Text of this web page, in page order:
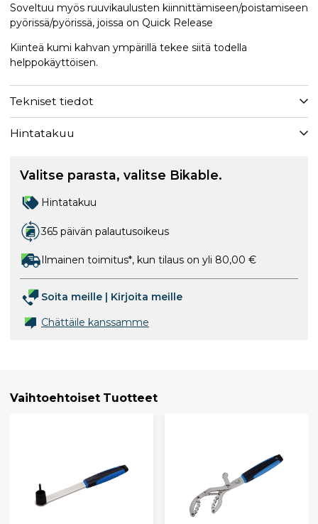
Soveltuu myös ruuvikaulusten kiinnittämiseen/poistamiseen
pyörissä/pyörissä, joissa on Quick Release
Kiinteä kumi kahvan ympärillä tekee siitä todella
helppokäyttöisen.
Tekniset tiedot
Hintatakuu
Valitse parasta, valitse Bikable.
Hintatakuu
365 päivän palautusoikeus
Ilmainen toimitus*, kun tilaus on yli 80,00 €
Soita meille
Kirjoita meille
Chättäile kanssamme
Vaihtoehtoiset Tuotteet